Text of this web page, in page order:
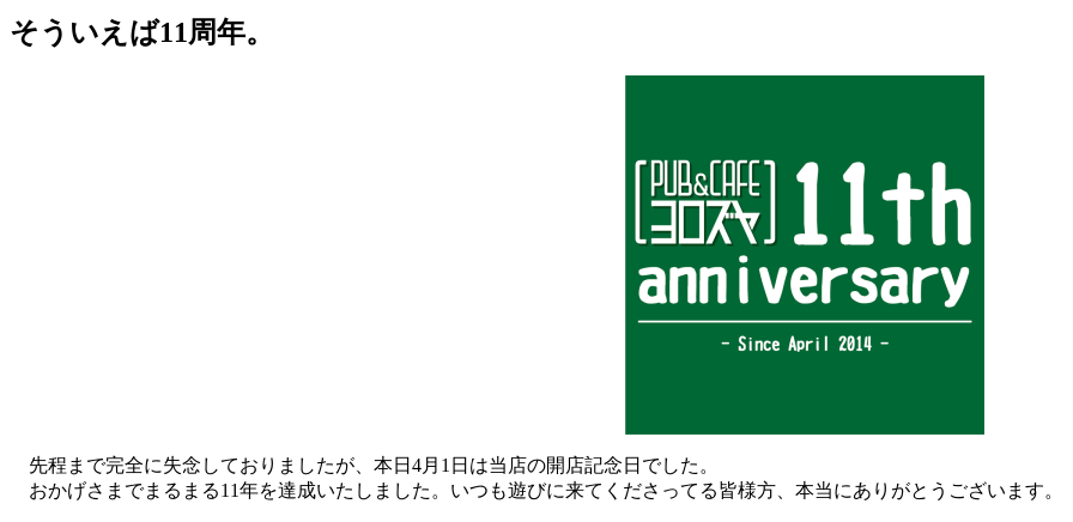
そういえば11周年。
先程まで完全に失念しておりましたが、本日4月1日は当店の開店記念日でした。
おかげさまでまるまる11年を達成いたしました。いつも遊びに来てくださってる皆様方、本当にありがとうございます。